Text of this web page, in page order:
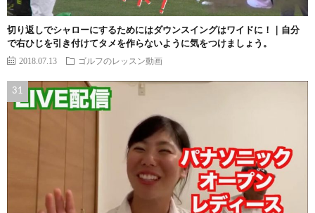
切り返しでシャローにするためにはダウンスイングはワイドに！｜自分
で右ひじを引き付けてタメを作らないように気をつけましょう。
2018.07.13 ゴルフのレッスン動画